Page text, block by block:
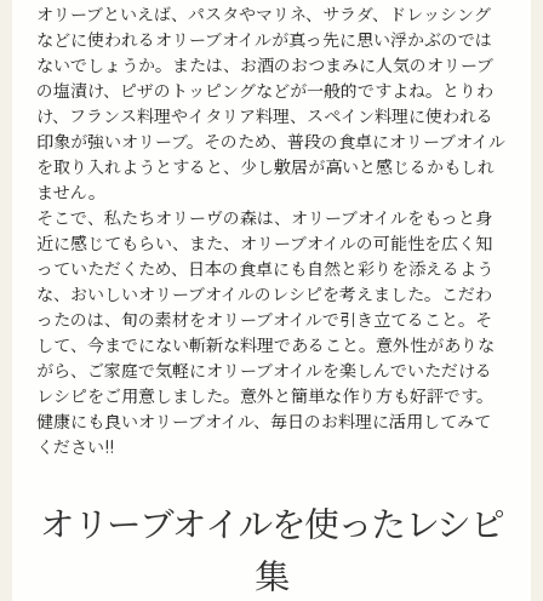
オリーブといえば、パスタやマリネ、サラダ、ドレッシング
などに使われるオリーブオイルが真っ先に思い浮かぶのでは
ないでしょうか。または、お酒のおつまみに人気のオリーブ
の塩漬け、ピザのトッピングなどが一般的ですよね。とりわ
け、フランス料理やイタリア料理、スペイン料理に使われる
印象が強いオリーブ。そのため、普段の食卓にオリーブオイル
を取り入れようとすると、少し敷居が高いと感じるかもしれ
ません。
そこで、私たちオリーヴの森は、オリーブオイルをもっと身
近に感じてもらい、また、オリーブオイルの可能性を広く知
っていただくため、日本の食卓にも自然と彩りを添えるよう
な、おいしいオリーブオイルのレシピを考えました。こだわ
ったのは、旬の素材をオリーブオイルで引き立てること。そ
して、今までにない斬新な料理であること。意外性がありな
がら、ご家庭で気軽にオリーブオイルを楽しんでいただける
レシピをご用意しました。意外と簡単な作り方も好評です。
健康にも良いオリーブオイル、毎日のお料理に活用してみて
ください!!
オリーブオイルを使ったレシピ
集